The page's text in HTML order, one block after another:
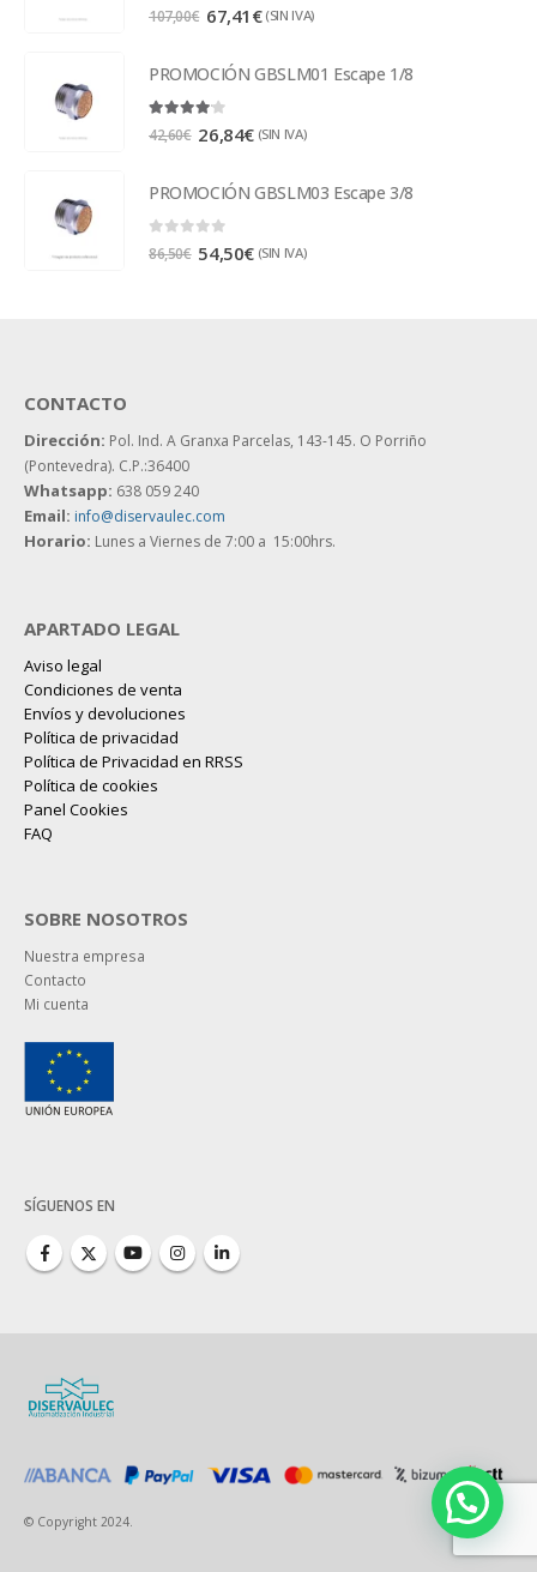
0 out of 5
107,00€ 67,41 € (SIN IVA)
PROMOCIÓN GBSLM01 Escape 1/8
4.00out of 5
42,60€ 26,84€ (SIN IVA)
PROMOCIÓN GBSLM03 Escape 3/8
86,50€ 54,50€ (SIN IVA)
CONTACTO
Dirección: Pol. Ind. A Granxa Parcelas, 143-145. O Porriño
(Pontevedra). C.P.:36400
Whatsapp: 638 059 240
Email: info@diservaulec.com
Horario: Lunes a Viernes de 7:00 a 15:00hrs.
APARTADO LEGAL
Aviso legal
Condiciones de venta
Envíos y devoluciones
Política de privacidad
Política de Privacidad en RRSS
Política de cookies
Panel Cookies
FAQ
SOBRE NOSOTROS
Nuestra empresa
Contacto
Mi cuenta
SÍGUENOS EN
© Copyright 2024.